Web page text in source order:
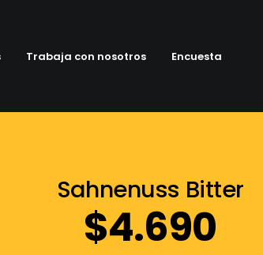
Trabaja con nosotros Encuesta
Sahnenuss Bitter
$4.690